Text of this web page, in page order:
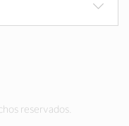
reservados.